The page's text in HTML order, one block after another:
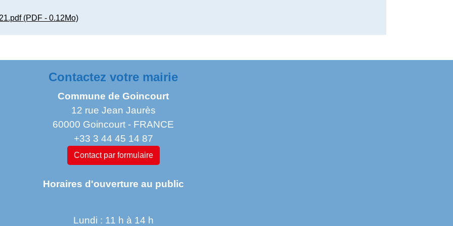
(PDF - 0.12Mo)
Contactez votre mairie
Commune de Goincourt
12 rue Jean Jaurès
60000 Goincourt - FRANCE
+33 3 44 45 14 87
Contact par formulaire
Horaires d'ouverture au public
Lundi : 11 h à 14 h